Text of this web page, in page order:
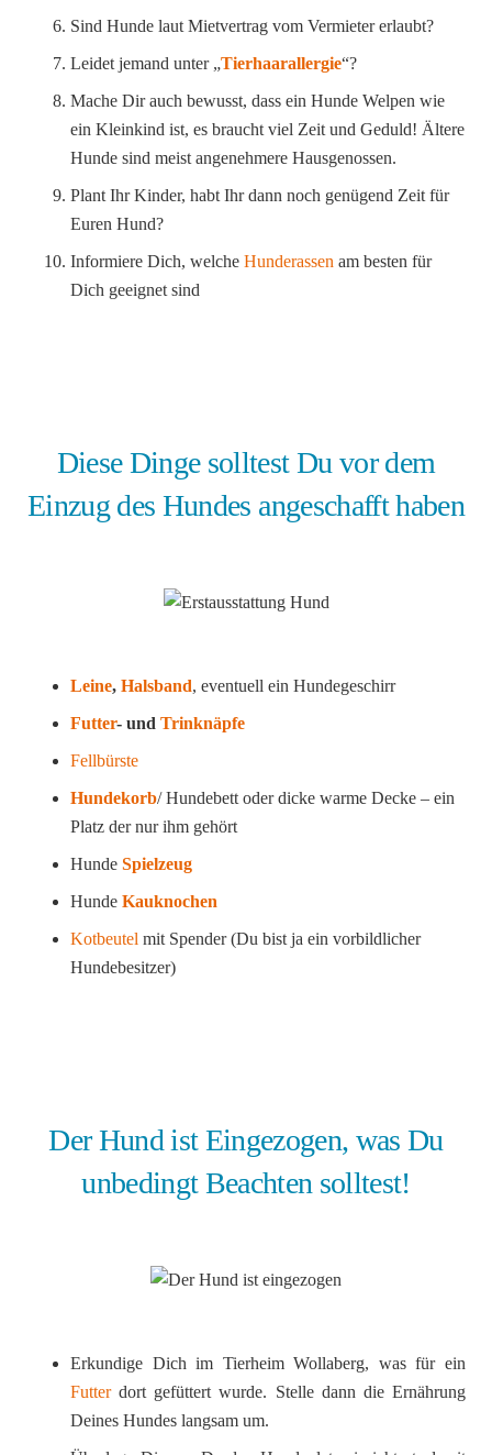
Sind Hunde laut Mietvertrag vom Vermieter erlaubt?
Leidet jemand unter „Tierhaarallergie“?
Mache Dir auch bewusst, dass ein Hunde Welpen wie
ein Kleinkind ist, es braucht viel Zeit und Geduld! Ältere
Hunde sind meist angenehmere Hausgenossen.
Plant Ihr Kinder, habt Ihr dann noch genügend Zeit für
Euren Hund?
Informiere Dich, welche Hunderassen am besten für
Dich geeignet sind
Diese Dinge solltest Du vor dem
Einzug des Hundes angeschafft haben
Leine, Halsband, eventuell ein Hundegeschirr
Futter- und Trinknäpfe
Fellbürste
Hundekorb/ Hundebett oder dicke warme Decke – ein
Platz der nur ihm gehört
Hunde Spielzeug
Hunde Kauknochen
Kotbeutel mit Spender (Du bist ja ein vorbildlicher
Hundebesitzer)
Der Hund ist Eingezogen, was Du
unbedingt Beachten solltest!
Erkundige Dich im Tierheim Wollaberg, was für ein
Futterdort gefüttert wurde. Stelle dann die Ernährung
Deines Hundes langsam um.